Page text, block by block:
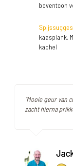
boventoon
kaasplank.
kachel
"Mooie geur van
zacht hierna